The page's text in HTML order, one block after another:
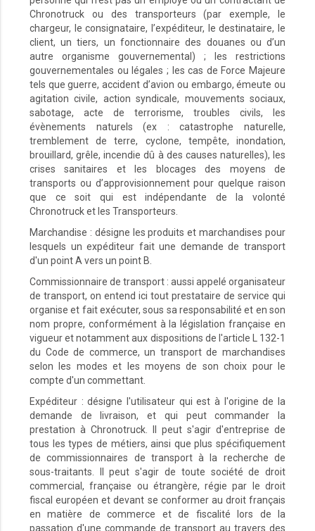
Chronotruck ou des transporteurs (par exemple, le
chargeur, le consignataire, l’expéditeur, le destinataire, le
client, un tiers, un fonctionnaire des douanes ou d’un
autre organisme gouvernemental) ; les restrictions
gouvernementales ou légales ; les cas de Force Majeure
tels que guerre, accident d’avion ou embargo, émeute ou
agitation civile, action syndicale, mouvements sociaux,
sabotage, acte de terrorisme, troubles civils, les
évènements naturels (ex : catastrophe naturelle,
tremblement de terre, cyclone, tempête, inondation,
brouillard, grêle, incendie dû à des causes naturelles), les
crises sanitaires et les blocages des moyens de
transports ou d’approvisionnement pour quelque raison
que ce soit qui est indépendante de la volonté
Chronotruck et les Transporteurs.
Marchandise : désigne les produits et marchandises pour
lesquels un expéditeur fait une demande de transport
d'un point A vers un point B.
Commissionnaire de transport : aussi appelé organisateur
de transport, on entend ici tout prestataire de service qui
organise et fait exécuter, sous sa responsabilité et en son
nom propre, conformément à la législation française en
vigueur et notamment aux dispositions de l'article L 132-1
du Code de commerce, un transport de marchandises
selon les modes et les moyens de son choix pour le
compte d'un commettant.
Expéditeur : désigne l'utilisateur qui est à l'origine de la
demande de livraison, et qui peut commander la
prestation à Chronotruck. Il peut s'agir d'entreprise de
tous les types de métiers, ainsi que plus spécifiquement
de commissionnaires de transport à la recherche de
sous-traitants. Il peut s'agir de toute société de droit
commercial, française ou étrangère, régie par le droit
fiscal européen et devant se conformer au droit français
en matière de commerce et de fiscalité lors de la
passation d'une commande de transport au travers des